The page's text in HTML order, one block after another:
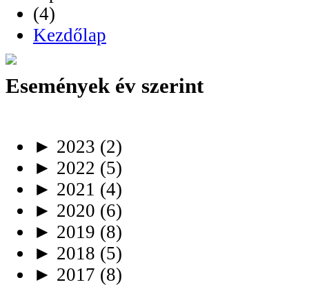
Kezdőlap
Események év szerint
► 2023 (2)
► 2022 (5)
► 2021 (4)
► 2020 (6)
► 2019 (8)
► 2018 (5)
► 2017 (8)